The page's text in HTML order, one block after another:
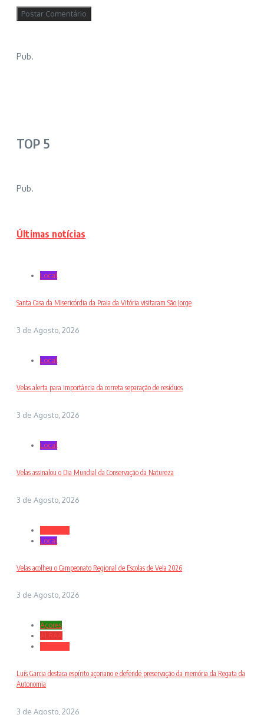
Pub.
TOP 5
Pub.
Últimas notícias
Local
Santa Casa da Misericórdia da Praia da Vitória visitaram São Jorge
3 de Agosto, 2026
Local
Velas alerta para importância da correta separação de resíduos
3 de Agosto, 2026
Local
Velas assinalou o Dia Mundial da Conservação da Natureza
3 de Agosto, 2026
Local
Velas acolheu o Campeonato Regional de Escolas de Vela 2026
3 de Agosto, 2026
Açores
ALRAA
Luís Garcia destaca espírito açoriano e defende preservação da memória da Regata da
Autonomia
3 de Agosto, 2026